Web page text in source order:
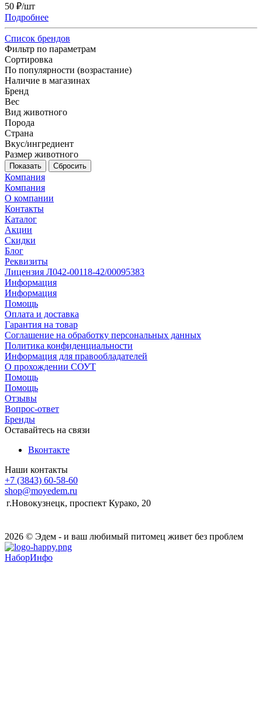
50 ₽/шт
Подробнее
Список брендов
Фильтр по параметрам
Сортировка
По популярности (возрастание)
Наличие в магазинах
Бренд
Вес
Вид животного
Порода
Страна
Вкус/ингредиент
Размер животного
Сбросить
Компания
Компания
О компании
Контакты
Каталог
Акции
Скидки
Блог
Реквизиты
Лицензия Л042-00118-42/00095383
Информация
Информация
Помощь
Оплата и доставка
Гарантия на товар
Соглашение на обработку персональных данных
Политика конфиденциальности
Информация для правообладателей
О прохождении СОУТ
Помощь
Помощь
Отзывы
Вопрос-ответ
Бренды
Оставайтесь на связи
Вконтакте
Наши контакты
+7 (3843) 60-58-60
shop@moyedem.ru
г.Новокузнецк, проспект Курако, 20
2026 © Эдем - и ваш любимый питомец живет без проблем
НаборИнфо